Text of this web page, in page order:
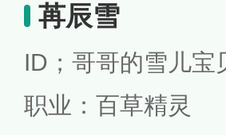
苒辰雪
ID；哥哥的雪儿宝
职业：百草精灵